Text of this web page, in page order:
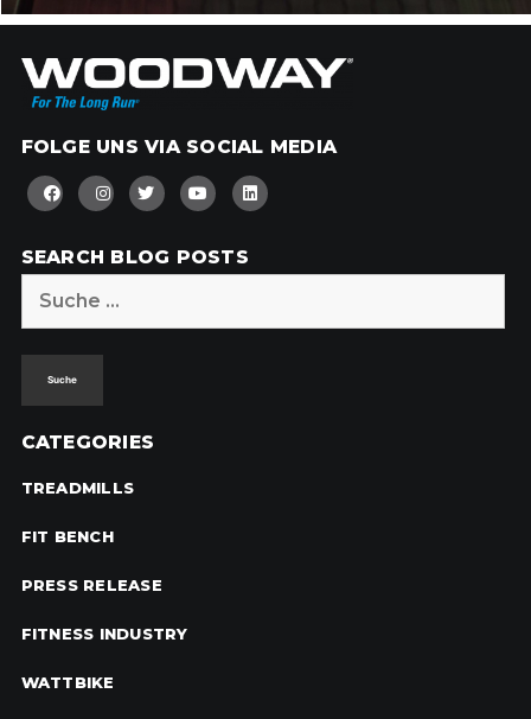
FOLGE UNS VIA SOCIAL MEDIA
SEARCH BLOG POSTS
CATEGORIES
TREADMILLS
FIT BENCH
PRESS RELEASE
FITNESS INDUSTRY
WATTBIKE